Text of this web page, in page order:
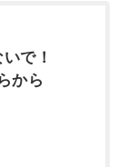
で！
から